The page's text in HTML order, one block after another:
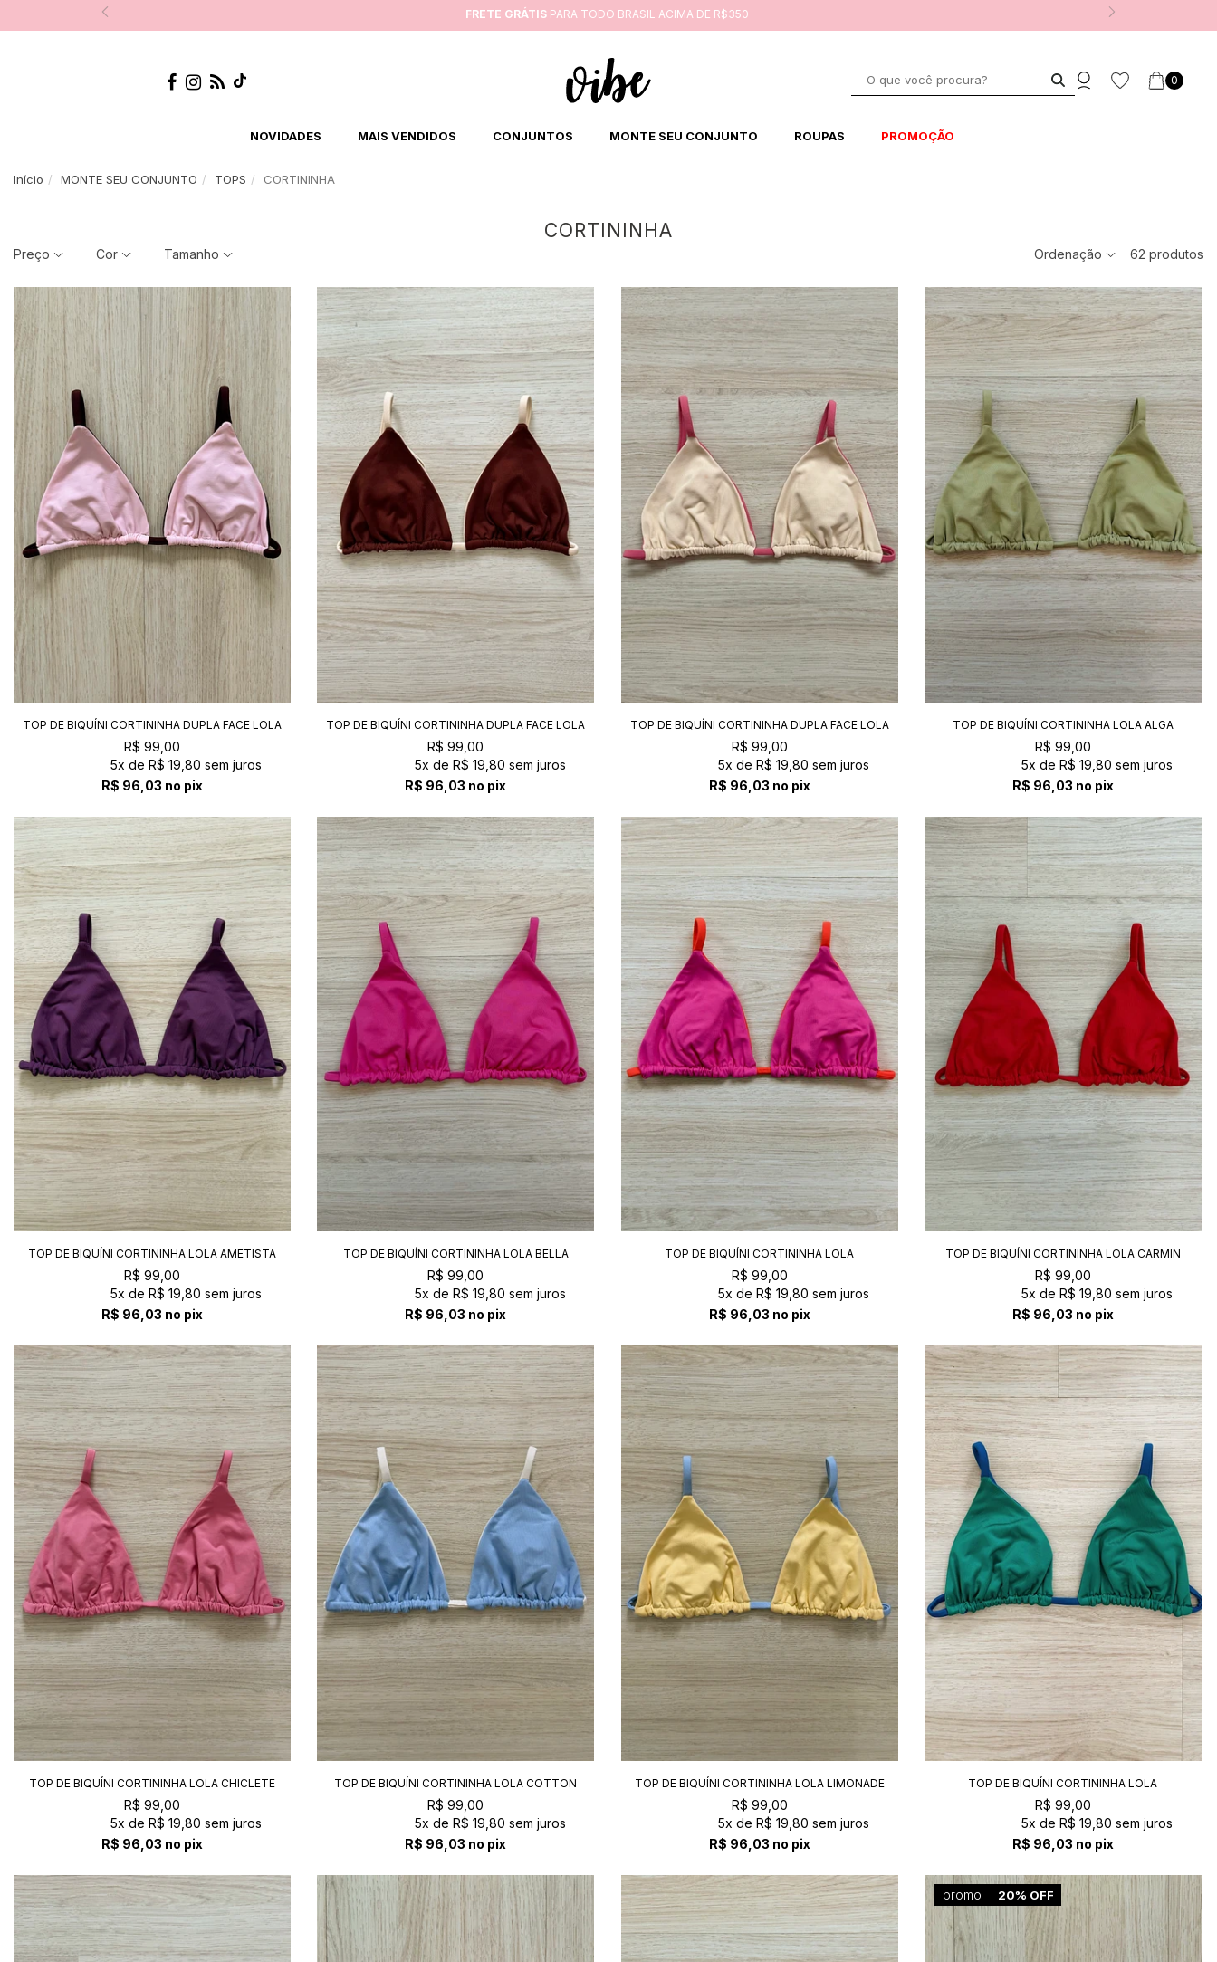
FRETE GRÁTIS PARA TODO BRASIL ACIMA DE R$350
0
NOVIDADES MAIS VENDIDOS CONJUNTOS MONTE SEU CONJUNTO ROUPAS PROMOÇÃO
Início MONTE SEU CONJUNTO TOPS CORTININHA
CORTININHA
Preço Cor Tamanho Ordenação 62 produtos
TOP DE BIQUÍNI CORTININHA DUPLA FACE LOLA
BLOSSOM+FONDUE
R$ 99,00
5x deR$ 19,80 sem juros
R$ 96,03 no pix
TOP DE BIQUÍNI CORTININHA DUPLA FACE LOLA
NOZ+OFF
R$ 99,00
5x de R$ 19,80 sem juros
R$ 96,03 no pix
TOP DE BIQUÍNI CORTININHA DUPLA FACE LOLA
OFF+BALLET
R$ 99,00
5x deR$ 19,80 sem juros
R$ 96,03 no pix
TOP DE BIQUÍNI CORTININHA LOLA ALGA
R$ 99,00
5x deR$ 19,80 sem juros
R$ 96,03 no pix
TOP DE BIQUÍNI CORTININHA LOLA AMETISTA
R$ 99,00
5x deR$ 19,80 sem juros
R$ 96,03 no pix
TOP DE BIQUÍNI CORTININHA LOLA BELLA
R$ 99,00
5x de R$ 19,80 sem juros
R$ 96,03 no pix
TOP DE BIQUÍNI CORTININHA LOLA
BELLA+ARIZONA
R$ 99,00
5x deR$ 19,80 sem juros
R$ 96,03 no pix
TOP DE BIQUÍNI CORTININHA LOLA CARMIN
R$ 99,00
5x deR$ 19,80 sem juros
R$ 96,03 no pix
TOP DE BIQUÍNI CORTININHA LOLA CHICLETE
R$ 99,00
5x deR$ 19,80 sem juros
R$ 96,03 no pix
TOP DE BIQUÍNI CORTININHA LOLA COTTON
R$ 99,00
5x de R$ 19,80 sem juros
R$ 96,03 no pix
TOP DE BIQUÍNI CORTININHA LOLA LIMONADE
R$ 99,00
5x deR$ 19,80 sem juros
R$ 96,03 no pix
TOP DE BIQUÍNI CORTININHA LOLA
OÁSIS+PALACE
R$ 99,00
5x deR$ 19,80 sem juros
R$ 96,03 no pix
promo 20% OFF